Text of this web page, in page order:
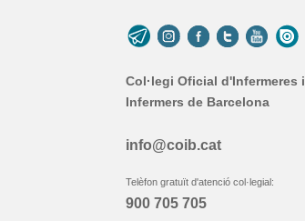
Col·legi Oficial d'Infermeres i
Infermers de Barcelona
info@coib.cat
Telèfon gratuït d'atenció col·legial:
900 705 705